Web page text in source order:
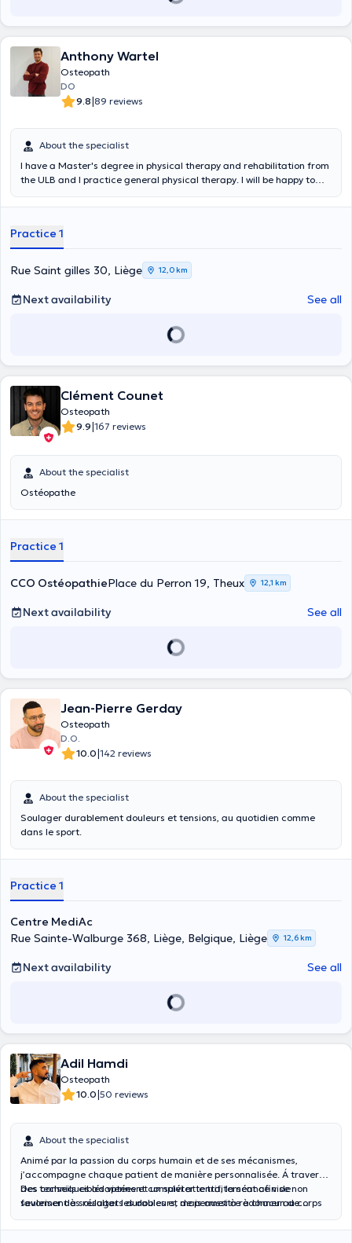
Anthony Wartel
Osteopath
DO
9.8|89 reviews
About the specialist
I have a Master's degree in physical therapy and rehabilitation from
the ULB and I practice general physical therapy. I will be happy to
orthopedic, cardiological, neurological, respiratory or geriatric. Very
specifically to your needs while remaining aligned with the latest
scientific data and of course our final goal. I am available at the
office on Tuesdays and Fridays from 12pm to 8pm and on
Wednesdays from 8am to 12pm. For home visits, please contact me
via mobile phone or email to arrange an appointment.
Practice 1
Rue Saint gilles 30, Liège 12,0 km
Next availability See all
Clément Counet
Osteopath
9.9|167 reviews
About the specialist
Ostéopathe
Practice 1
CCO OstéopathiePlace du Perron 19, Theux 12,1 km
Next availability See all
Jean-Pierre Gerday
Osteopath
D.O.
10.0|142 reviews
About the specialist
Soulager durablement douleurs et tensions, au quotidien comme
dans le sport.
Practice 1
Centre MediAc
Rue Sainte-Walburge 368, Liège, Belgique, Liège
12,6 km
Next availability See all
Adil Hamdi
Osteopath
10.0|50 reviews
About the specialist
Animé par la passion du corps humain et de ses mécanismes,
j’accompagne chaque patient de manière personnalisée. Á travers
des techniques adaptées et un suivi attentif, la séance vise non
seulement à soulager les douleurs, mais aussi à redonner au corps
Des conseils ciblés viennent compléter le traitement afin de
favoriser des résultats durables et de permettre à chacun de